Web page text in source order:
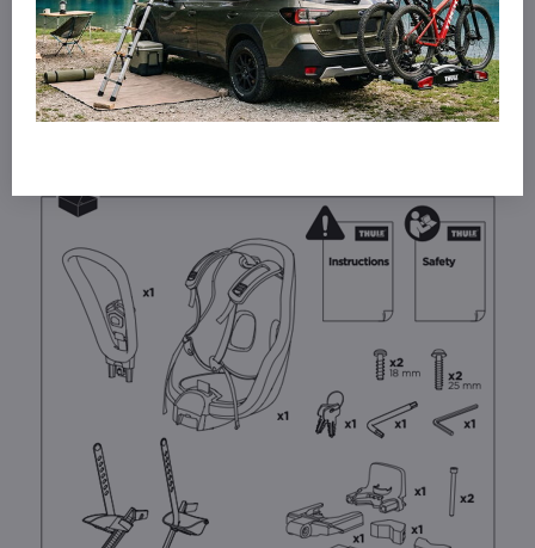
Hmontnosť: 1,8 kg
Záruka: 2 roky
TUV: áno
CityCrash: áno